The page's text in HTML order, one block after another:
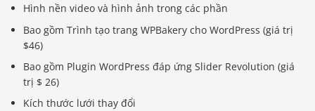
Hình nền video và hình ảnh trong các phần
Bao gồm Trình tạo trang WPBakery cho WordPress (giá trị
$46)
Bao gồm Plugin WordPress đáp ứng Slider Revolution (giá
trị $ 26)
Kích thước lưới thay đổi